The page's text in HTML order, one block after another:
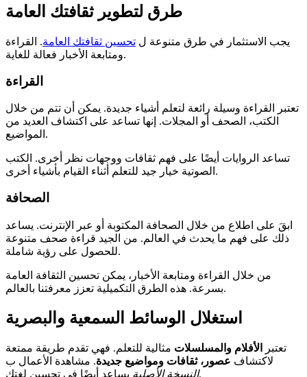
طرق لتطوير ثقافتك العامة
يجب الاستثمار في طرق متنوعة ل تحسين ثقافتك العامة. القراءة
ومتابعة الأخبار فعالة للغاية.
القراءة
تعتبر القراءة وسيلة رائعة لتعلم أشياء جديدة. يمكن أن تتم من خلال
الكتب، الصحف أو المجلات. إنها تساعد على اكتشاف العديد من
المواضيع.
تساعد الروايات أيضًا على فهم ثقافات ووجهات نظر أخرى. الكتب
الصوتية خيار جيد للتعلم أثناء القيام بأشياء أخرى.
الصحافة
ابقَ على اطلاع من خلال الصحافة المكتوبة أو عبر الإنترنت. يساعد
ذلك على فهم ما يحدث في العالم. من الجيد قراءة صحف متنوعة
للحصول على رؤية شاملة.
من خلال القراءة ومتابعة الأخبار، يمكن تحسين الثقافة العامة
بسرعة. هذه الطرق التكميلية تعزز معرفتنا بالعالم.
استغلال الوسائط السمعية والبصرية
تعتبر الأفلام والمسلسلات مثالية للتعلم. فهي تقدم طريقة ممتعة
لاكتشاف عصور، ثقافات ومواضيع جديدة. مشاهدة الأعمال ب
النسخة الأصليةيساعد أيضًا في تحسين لغتك.